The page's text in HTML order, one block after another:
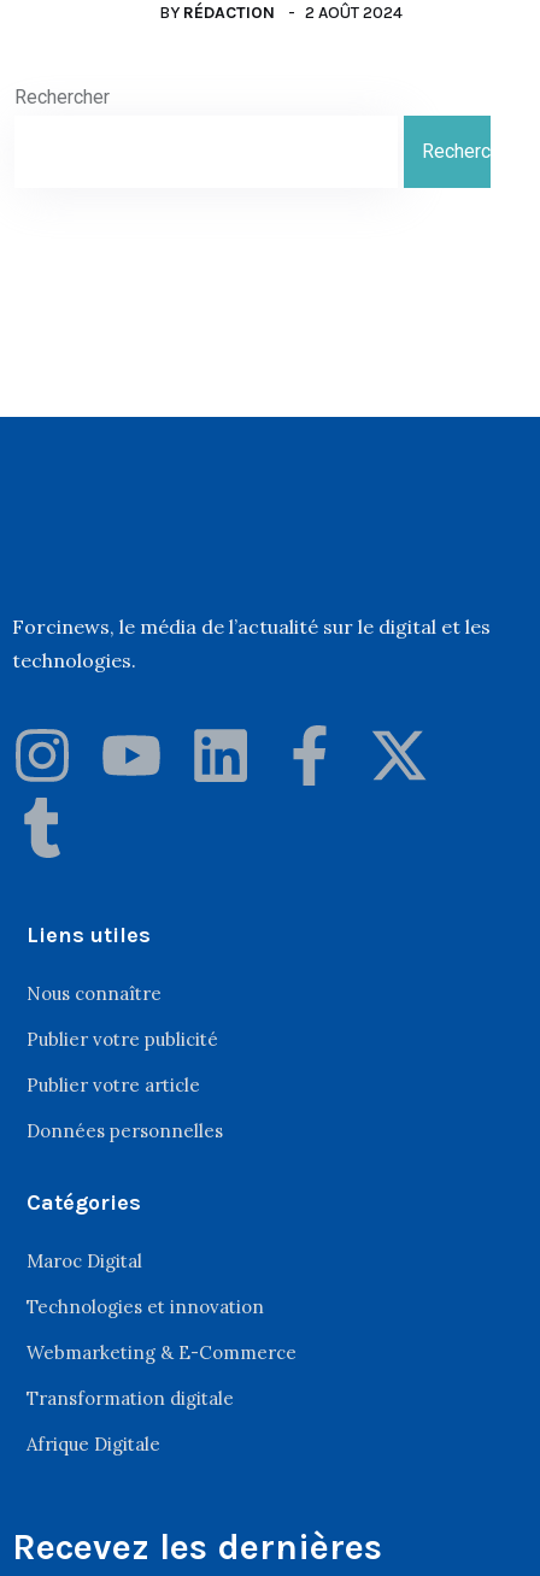
BY RÉDACTION 2 AOÛT 2024
Rechercher
Rechercher
Forcinews, le média de l’actualité sur le digital et les
technologies.
Liens utiles
Nous connaître
Publier votre publicité
Publier votre article
Données personnelles
Catégories
Maroc Digital
Technologies et innovation
Webmarketing & E-Commerce
Transformation digitale
Afrique Digitale
Recevez les dernières